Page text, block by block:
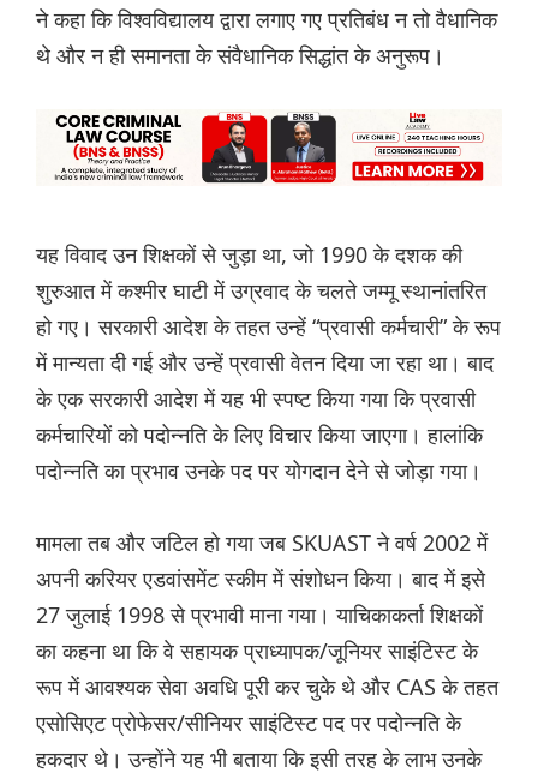
ने कहा कि विश्वविद्यालय द्वारा लगाए गए प्रतिबंध न तो वैधानिक
थे और न ही समानता के संवैधानिक सिद्धांत के अनुरूप।
यह विवाद उन शिक्षकों से जुड़ा था, जो 1990 के दशक की
शुरुआत में कश्मीर घाटी में उग्रवाद के चलते जम्मू स्थानांतरित
हो गए। सरकारी आदेश के तहत उन्हें “प्रवासी कर्मचारी” के रूप
में मान्यता दी गई और उन्हें प्रवासी वेतन दिया जा रहा था। बाद
के एक सरकारी आदेश में यह भी स्पष्ट किया गया कि प्रवासी
कर्मचारियों को पदोन्नति के लिए विचार किया जाएगा। हालांकि
पदोन्नति का प्रभाव उनके पद पर योगदान देने से जोड़ा गया।
मामला तब और जटिल हो गया जब SKUAST ने वर्ष 2002 में
अपनी करियर एडवांसमेंट स्कीम में संशोधन किया। बाद में इसे
27 जुलाई 1998 से प्रभावी माना गया। याचिकाकर्ता शिक्षकों
का कहना था कि वे सहायक प्राध्यापक/जूनियर साइंटिस्ट के
रूप में आवश्यक सेवा अवधि पूरी कर चुके थे और CAS के तहत
एसोसिएट प्रोफेसर/सीनियर साइंटिस्ट पद पर पदोन्नति के
हकदार थे। उन्होंने यह भी बताया कि इसी तरह के लाभ उनके